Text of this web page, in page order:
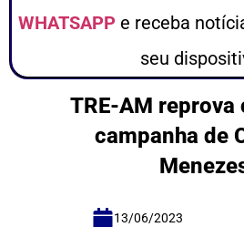
WHATSAPP e receba
seu
TRE-AM reprova
campanha de
13/06/2023